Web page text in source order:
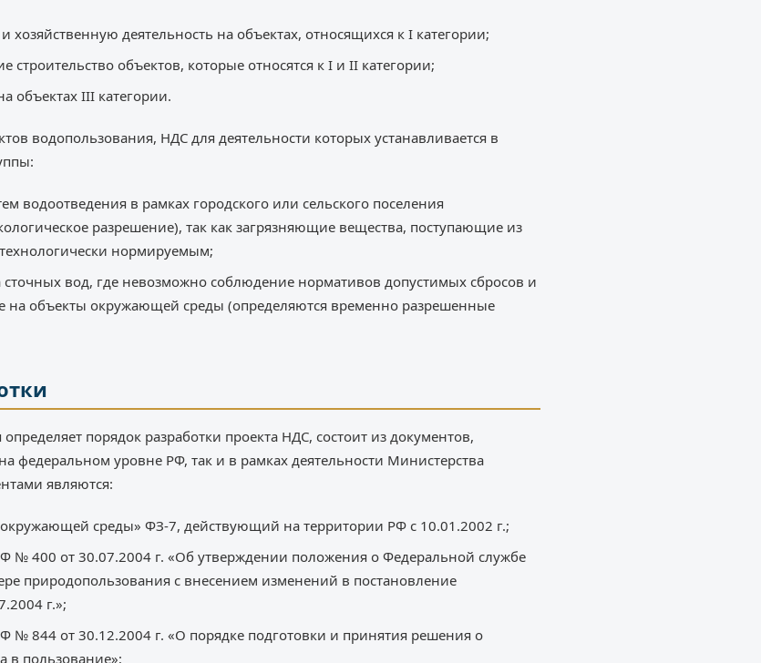
деятельность на объектах, относящихся к I категории;
объектов, которые относятся к I и II категории;
объектах III категории.
водопользования, НДС для деятельности которых устанавливается в
водоотведения в рамках городского или сельского поселения
разрешение), так как загрязняющие вещества, поступающие из
нормируемым;
вод, где невозможно соблюдение нормативов допустимых сбросов и
на объекты окружающей среды (определяются временно разрешенные
порядок разработки проекта НДС, состоит из документов,
федеральном уровне РФ, так и в рамках деятельности Министерства
являются:
среды» ФЗ-7, действующий на территории РФ с 10.01.2002 г.;
№ 400 от 30.07.2004 г. «Об утверждении положения о Федеральной службе
природопользования с внесением изменений в постановление
г.»;
№ 844 от 30.12.2004 г. «О порядке подготовки и принятия решения о
в пользование»;